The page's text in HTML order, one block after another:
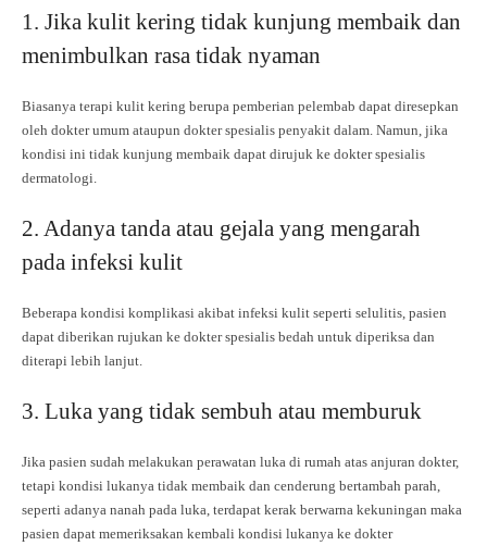
1. Jika kulit kering tidak kunjung membaik dan
menimbulkan rasa tidak nyaman
Biasanya terapi kulit kering berupa pemberian pelembab dapat diresepkan
oleh dokter umum ataupun dokter spesialis penyakit dalam. Namun, jika
kondisi ini tidak kunjung membaik dapat dirujuk ke dokter spesialis
dermatologi.
2. Adanya tanda atau gejala yang mengarah
pada infeksi kulit
Beberapa kondisi komplikasi akibat infeksi kulit seperti selulitis, pasien
dapat diberikan rujukan ke dokter spesialis bedah untuk diperiksa dan
diterapi lebih lanjut.
3. Luka yang tidak sembuh atau memburuk
Jika pasien sudah melakukan perawatan luka di rumah atas anjuran dokter,
tetapi kondisi lukanya tidak membaik dan cenderung bertambah parah,
seperti adanya nanah pada luka, terdapat kerak berwarna kekuningan maka
pasien dapat memeriksakan kembali kondisi lukanya ke dokter